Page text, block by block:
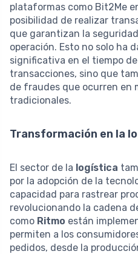
plataformas como Bit2Me
posibilidad de realizar
que garantizan la
operación. Esto no solo ha
significativa en el tiempo
transacciones, sino que
de fraudes que ocurren en
tradicionales.
Transformación en la
El sector de la logística
por la adopción de la
capacidad para rastrear
revolucionando la cadena
como Ritmo están
permiten a los
pedidos, desde la